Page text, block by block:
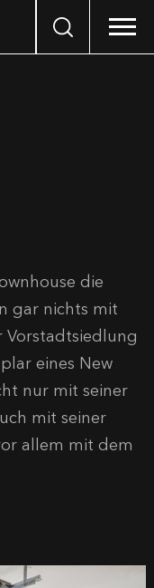
Search
die
gar nichts mit
Vorstadtsiedlung
eines New
nur mit seiner
mit seiner
allem mit dem